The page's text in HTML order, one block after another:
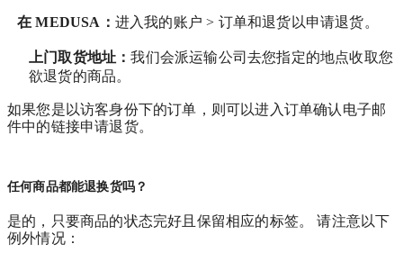
在MEDUSA ： 进入我的账户 > 订单和退货 以申请退货。
上门取货地址：我们会派运输公司去您指定的地点收取您
欲退货的商品。
如果您是以访客身份下的订单，则可以进入订单确认电子邮
件中的链接申请退货。
任何商品都能退换货吗？
是的，只要商品的状态完好且保留相应的标签。 请注意以下
例外情况：